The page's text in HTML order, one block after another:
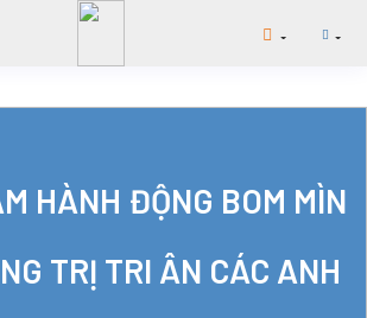
HÀNH ĐỘNG BOM MÌN
TRỊ TRI ÂN CÁC ANH